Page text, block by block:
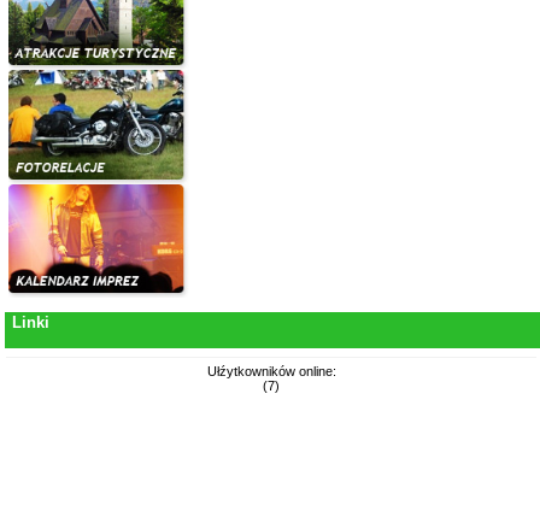
Linki
Ułźytkowników online:
(7)